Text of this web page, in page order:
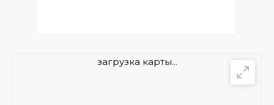
загрузка карты...